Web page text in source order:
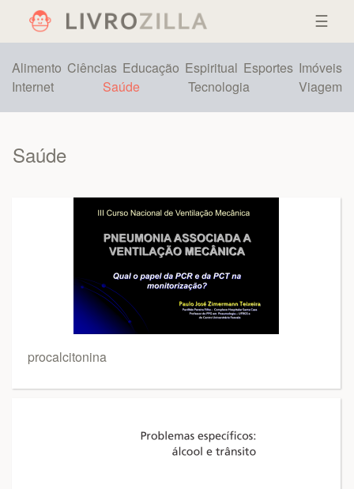
☰
Alimento Ciências Educação Espiritual Esportes Imóveis
Internet
Saúde Tecnologia Viagem
Saúde
procalcitonina